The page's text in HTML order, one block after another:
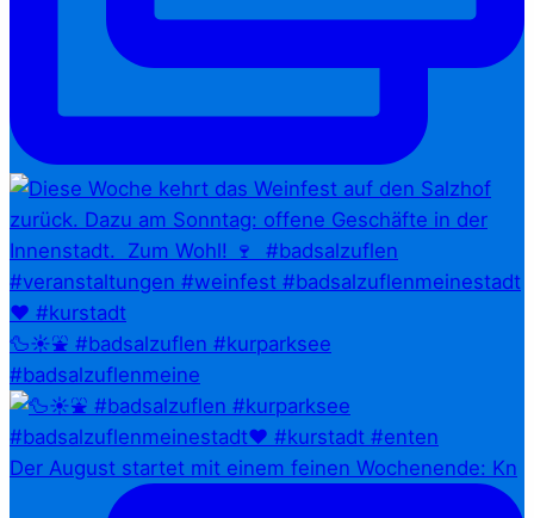
🦆☀️⛲ #badsalzuflen #kurparksee
#badsalzuflenmeine
Der August startet mit einem feinen Wochenende: Kn